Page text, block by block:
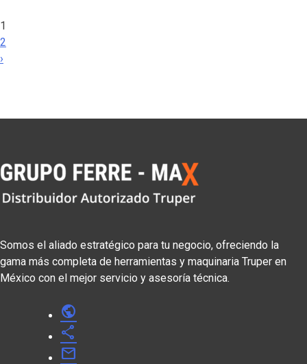
1
2
›
Somos el aliado estratégico para tu negocio, ofreciendo la
gama más completa de herramientas y maquinaria Truper en
México con el mejor servicio y asesoría técnica.
public
share
mail